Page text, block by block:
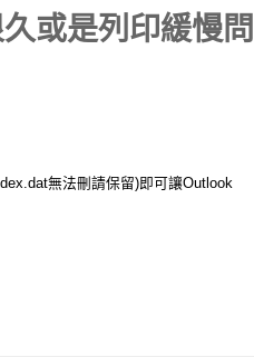
或是列印緩慢問
無法刪請保留)即可讓Outlook